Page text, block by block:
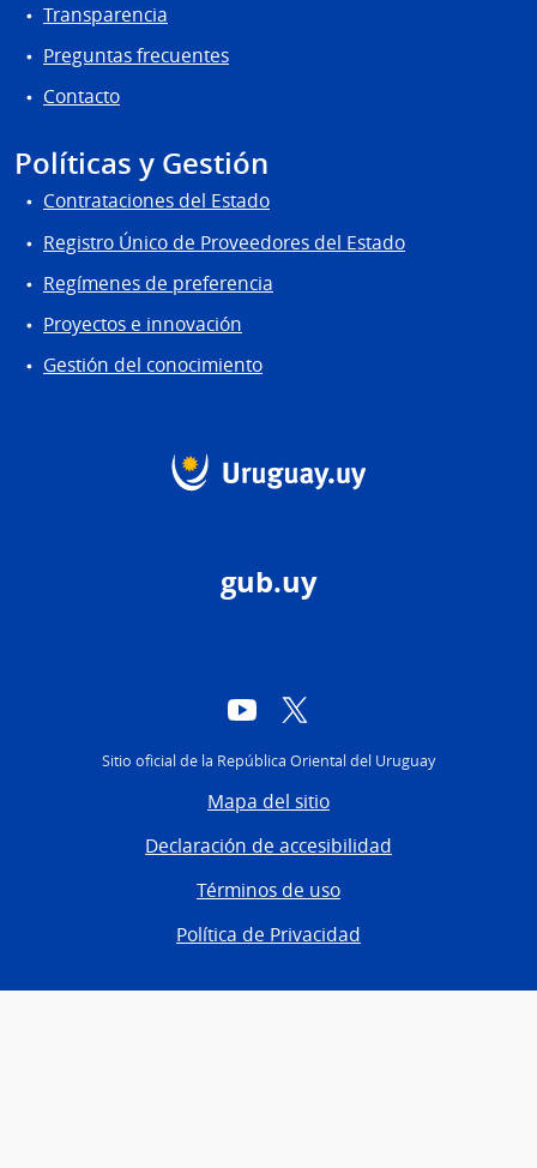
Transparencia
Preguntas frecuentes
Contacto
Políticas y Gestión
Contrataciones del Estado
Registro Único de Proveedores del Estado
Regímenes de preferencia
Proyectos e innovación
Gestión del conocimiento
gub.uy
YouTube
Sitio oficial de la República Oriental del Uruguay
Mapa del sitio
Declaración de accesibilidad
Términos de uso
Política de Privacidad